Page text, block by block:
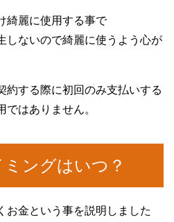
綺麗に使用する事で
しないので綺麗に使うよう心が
約する際に初回のみ支払いする
はありません。
ングはいつ？
お金という事を説明しました